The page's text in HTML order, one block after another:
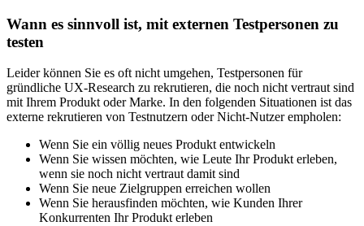
Wann es sinnvoll ist, mit externen Testpersonen zu
testen
Leider können Sie es oft nicht umgehen, Testpersonen für
gründliche UX-Research zu rekrutieren, die noch nicht vertraut sind
mit Ihrem Produkt oder Marke. In den folgenden Situationen ist das
externe rekrutieren von Testnutzern oder Nicht-Nutzer empholen:
Wenn Sie ein völlig neues Produkt entwickeln
Wenn Sie wissen möchten, wie Leute Ihr Produkt erleben,
wenn sie noch nicht vertraut damit sind
Wenn Sie neue Zielgruppen erreichen wollen
Wenn Sie herausfinden möchten, wie Kunden Ihrer
Konkurrenten Ihr Produkt erleben